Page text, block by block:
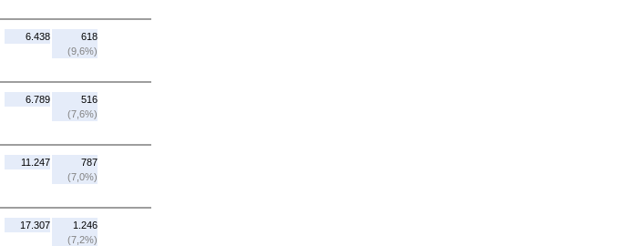
6.438
618
(9,6%)
6.789
516
(7,6%)
11.247
787
(7,0%)
17.307
1.246
(7,2%)